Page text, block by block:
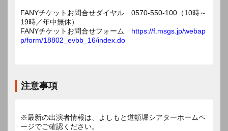
FANYチケットお問合せダイヤル 0570-550-100（10時～
19時／年中無休）
FANYチケットお問合せフォーム https://f.msgs.jp/webap
p/form/18802_evbb_16/index.do
注意事項
※最新の出演者情報は、よしもと道頓堀シアターホームペ
ージでご確認ください。